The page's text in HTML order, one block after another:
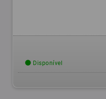
Disponível